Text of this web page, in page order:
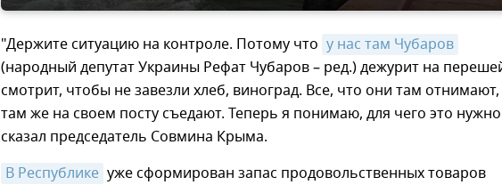
"Держите ситуацию на контроле. Потому что у нас там Чубаров
(народный депутат Украины Рефат Чубаров – ред.) дежурит на
смотрит, чтобы не завезли хлеб, виноград. Все, что они там
там же на своем посту съедают. Теперь я понимаю, для чего это
сказал председатель Совмина Крыма.
В Республике уже сформирован запас продовольственных товаров